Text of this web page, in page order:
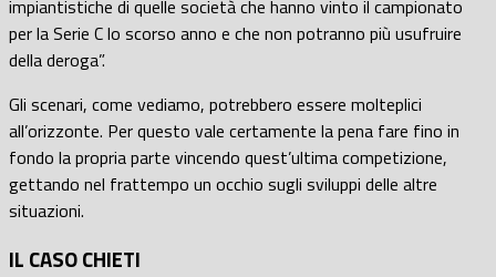
impiantistiche di quelle società che hanno vinto il campionato
per la Serie C lo scorso anno e che non potranno più usufruire
della deroga”.
Gli scenari, come vediamo, potrebbero essere molteplici
all’orizzonte. Per questo vale certamente la pena fare fino in
fondo la propria parte vincendo quest’ultima competizione,
gettando nel frattempo un occhio sugli sviluppi delle altre
situazioni.
IL CASO CHIETI